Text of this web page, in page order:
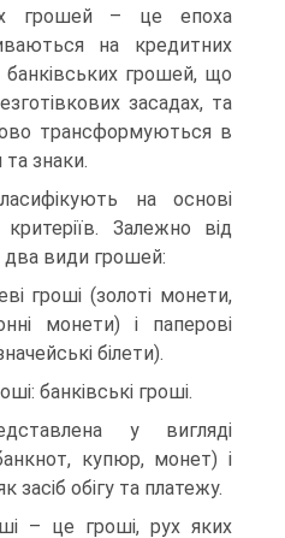
грошей – це епоха
на кредитних
банківських грошей, що
засадах, та
трансформуються в
знаки.
на основі
критеріїв. Залежно від
види грошей:
гроші (золоті монети,
монети) і паперові
білети).
банківські гроші.
у вигляді
купюр, монет) і
засіб обігу та платежу.
– це гроші, рух яких